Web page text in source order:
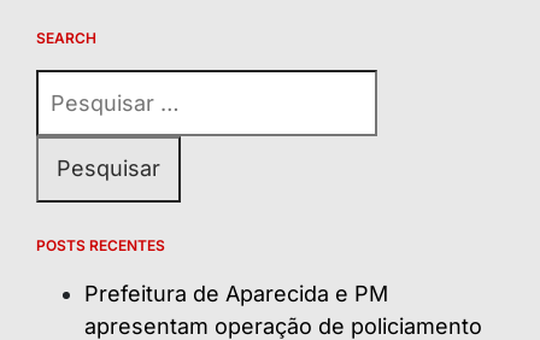
SEARCH
por:
POSTS RECENTES
Prefeitura de Aparecida e PM
apresentam operação de policiamento